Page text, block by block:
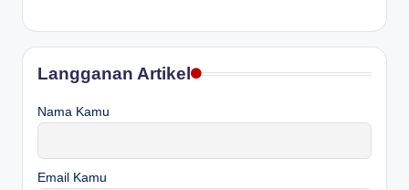
Langganan Artikel
Nama Kamu
Email Kamu